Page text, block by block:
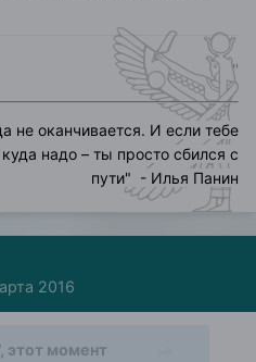
"
не оканчивается. И если тебе
надо – ты просто сбился с
пути" - Илья Панин
2016
этот момент